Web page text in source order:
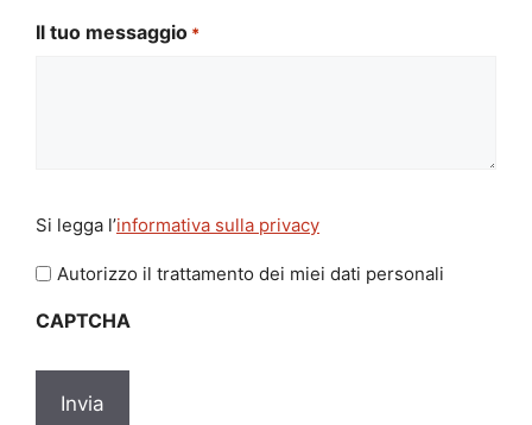
Il tuo messaggio *
legga
l'informativa
privacy
Si legga l’informativa sulla privacy
Autorizzo il trattamento dei miei dati personali
CAPTCHA